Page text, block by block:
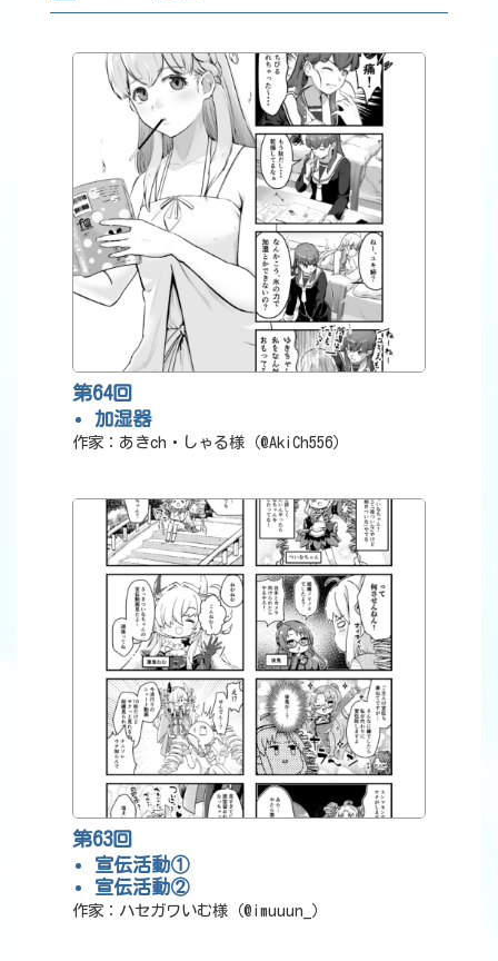
第64回
加湿器
作家：あきch・しゃる様（@AkiCh556）
第63回
宣伝活動①
宣伝活動②
作家：ハセガワいむ様（@imuuun_）